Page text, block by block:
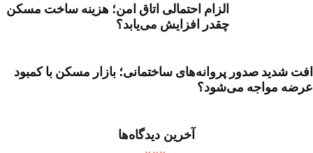
الزام احتمالی اتاق امن؛ هزینه ساخت مسکن
چقدر افزایش می‌یابد؟
افت شدید صدور پروانه‌های ساختمانی؛ بازار مسکن با کمبود
عرضه مواجه می‌شود؟
آخرین دیدگاه‌ها